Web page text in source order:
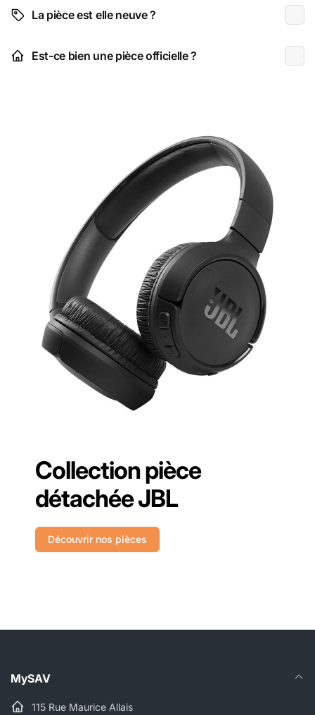
La pièce est elle neuve ?
Est-ce bien une pièce officielle ?
Collection pièce
détachée JBL
Découvrir nos pièces
MySAV
115 Rue Maurice Allais